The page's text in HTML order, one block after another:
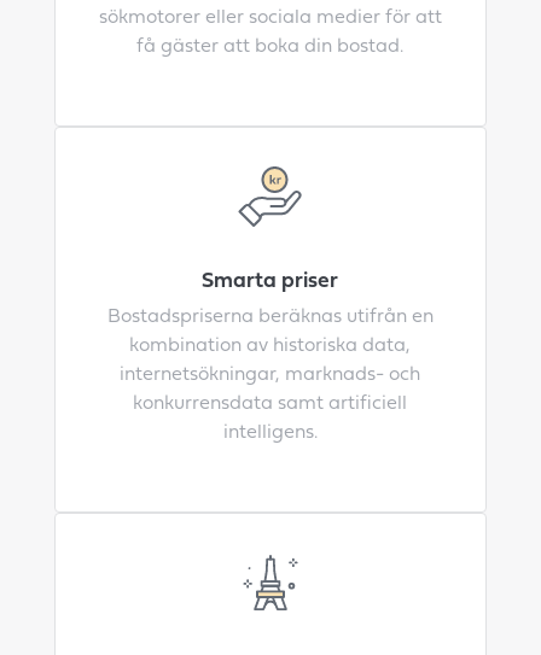
sökmotorer eller sociala medier för att
få gäster att boka din bostad.
Smarta priser
Bostadspriserna beräknas utifrån en
kombination av historiska data,
internetsökningar, marknads- och
konkurrensdata samt artificiell
intelligens.